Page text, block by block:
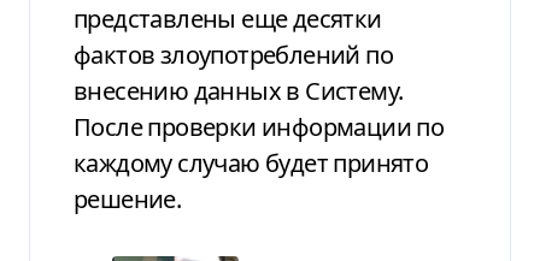
представлены еще десятки
фактов злоупотреблений по
внесению данных в Систему.
После проверки информации по
каждому случаю будет принято
решение.